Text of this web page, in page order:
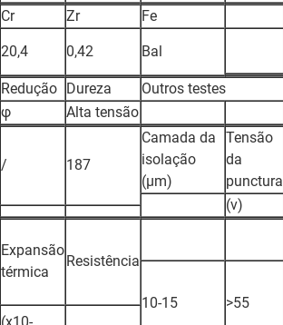
Cr Zr Fe
20,4 0,42 Bal
Redução Dureza Outros testes
φ Alta tensão
/ 187
Camada da
isolação
(μm)
Tensão
da
punctura
(v)
Expansão
térmica
Resistência
10-15 >55